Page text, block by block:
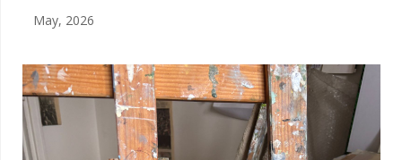
May, 2026